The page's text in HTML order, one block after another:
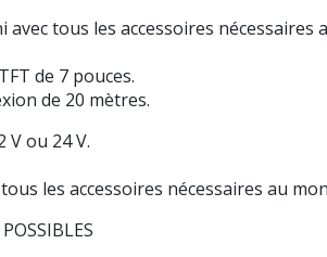
tous les accessoires nécessaires
de 7 pouces.
de 20 mètres.
V ou 24 V.
les accessoires nécessaires au